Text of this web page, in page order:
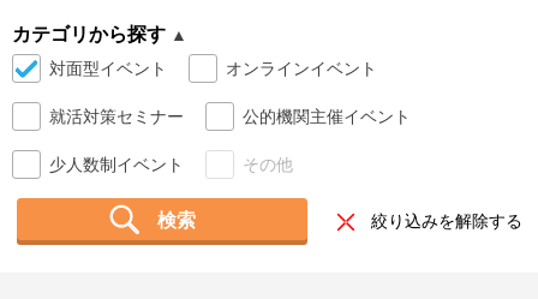
就活時事ニュースを更新
カテゴリから探す
対面型イベント オンラインイベント
就活対策セミナー 公的機関主催イベント
少人数制イベント その他
検索 絞り込みを解除する